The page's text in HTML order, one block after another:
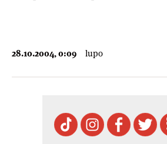
28.10.2004, 0:09 lupo